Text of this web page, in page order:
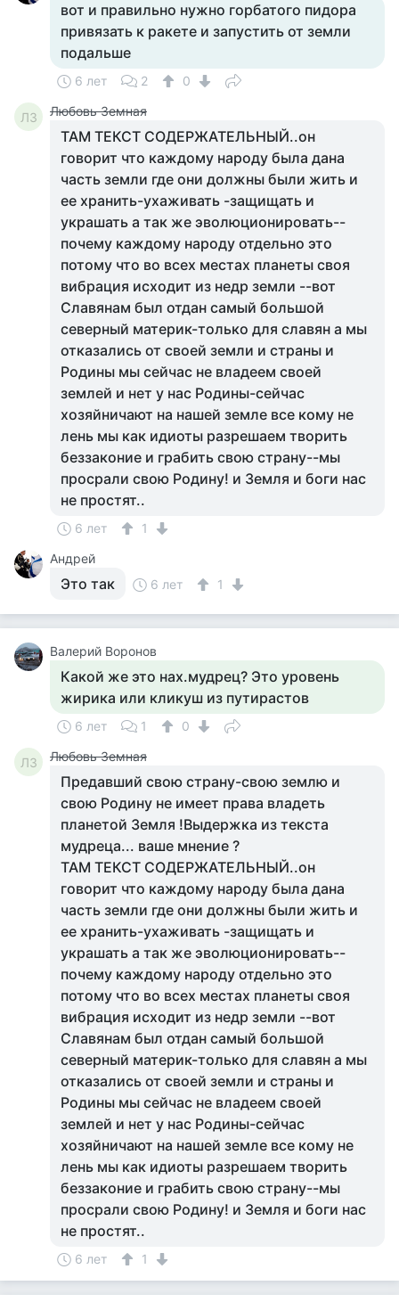
вот и правильно нужно горбатого пидора
привязать к ракете и запустить от земли
подальше
6 лет 2 0
ЛЗ Любовь Земная
ТАМ ТЕКСТ СОДЕРЖАТЕЛЬНЫЙ..он
говорит что каждому народу была дана
часть земли где они должны были жить и
ее хранить-ухаживать -защищать и
украшать а так же эволюционировать--
почему каждому народу отдельно это
потому что во всех местах планеты своя
вибрация исходит из недр земли --вот
Славянам был отдан самый большой
северный материк-только для славян а мы
отказались от своей земли и страны и
Родины мы сейчас не владеем своей
землей и нет у нас Родины-сейчас
хозяйничают на нашей земле все кому не
лень мы как идиоты разрешаем творить
беззаконие и грабить свою страну--мы
просрали свою Родину! и Земля и боги нас
не простят..
6 лет
1
Андрей
Это так 6 лет 1
Валерий Воронов
Какой же это нах.мудрец? Это уровень
жирика или кликуш из путирастов
6 лет 1 0
ЛЗ Любовь Земная
Предавший свою страну-свою землю и
свою Родину не имеет права владеть
планетой Земля !Выдержка из текста
мудреца... ваше мнение ?
ТАМ ТЕКСТ СОДЕРЖАТЕЛЬНЫЙ..он
говорит что каждому народу была дана
часть земли где они должны были жить и
ее хранить-ухаживать -защищать и
украшать а так же эволюционировать--
почему каждому народу отдельно это
потому что во всех местах планеты своя
вибрация исходит из недр земли --вот
Славянам был отдан самый большой
северный материк-только для славян а мы
отказались от своей земли и страны и
Родины мы сейчас не владеем своей
землей и нет у нас Родины-сейчас
хозяйничают на нашей земле все кому не
лень мы как идиоты разрешаем творить
беззаконие и грабить свою страну--мы
просрали свою Родину! и Земля и боги нас
не простят..
6 лет 1